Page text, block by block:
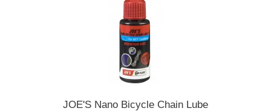
JOE'S Nano Bicycle Chain Lube